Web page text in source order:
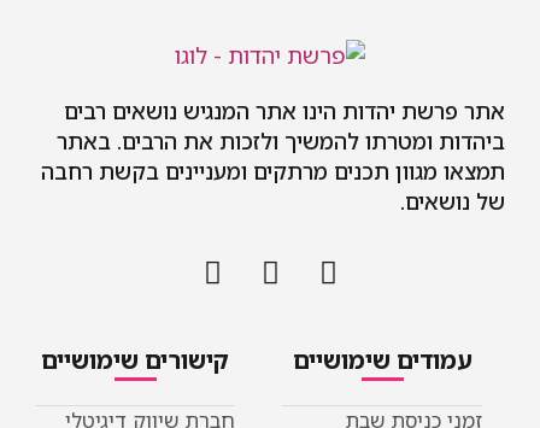
יהדות הינו אתר המנגיש נושאים רבים
להמשיך ולזכות את הרבים. באתר
תכנים מרתקים ומעניינים בקשת רחבה
שימושיים
שבת
קישורים שימושיים
חברת שיווק דיגיטלי